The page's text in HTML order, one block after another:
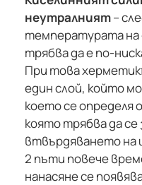
неутралният–
температурата на
трябва да е по-
При това
един слой, който
което се определя
която трябва да се
втвърдяването на
2 пъти повече
нанасяне се